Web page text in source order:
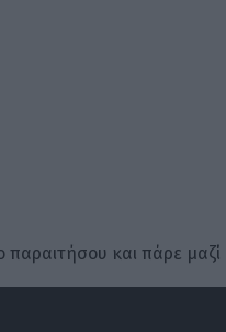
παραιτήσου και πάρε μαζί